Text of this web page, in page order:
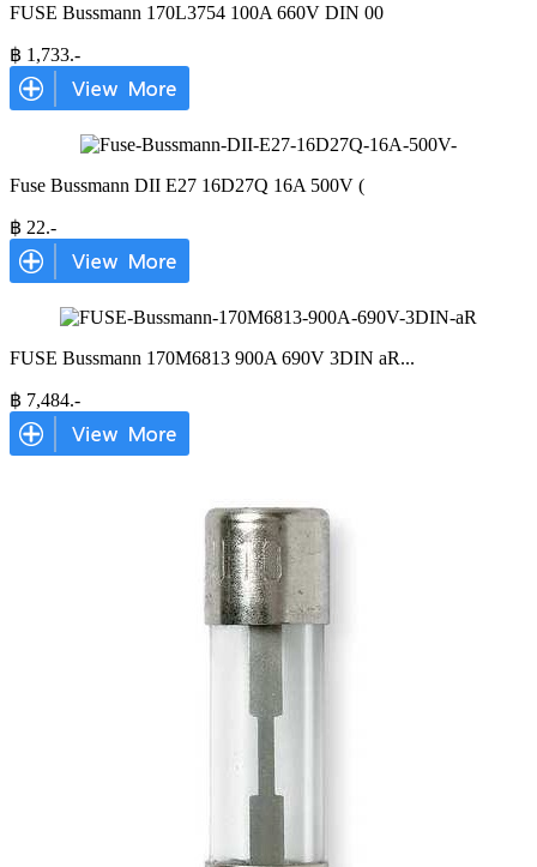
FUSE Bussmann 170L3754 100A 660V DIN 00
฿ 1,733.-
Fuse Bussmann DII E27 16D27Q 16A 500V (
฿ 22.-
FUSE Bussmann 170M6813 900A 690V 3DIN aR...
฿ 7,484.-